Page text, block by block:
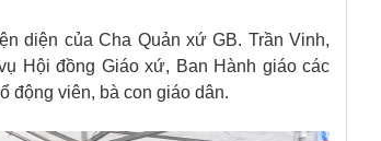
diện của Cha Quản xứ GB. Trần Vinh,
Hội đồng Giáo xứ, Ban Hành giáo các
động viên, bà con giáo dân.